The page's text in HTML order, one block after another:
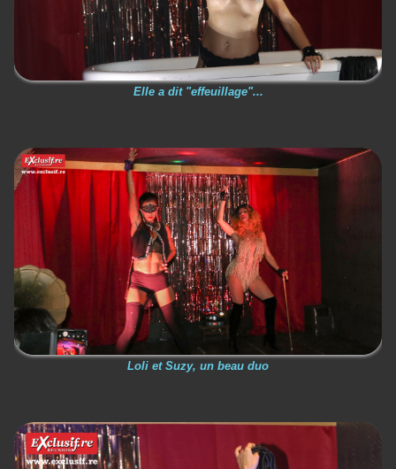
Elle a dit "effeuillage"...
Loli et Suzy, un beau duo